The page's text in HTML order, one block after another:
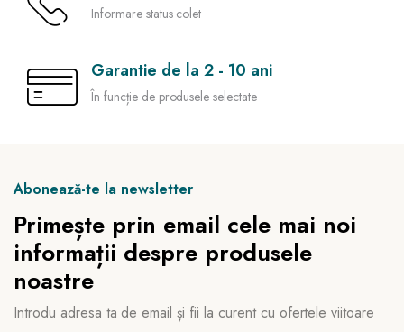
Informare status colet
Garantie de la 2 - 10 ani
În funcție de produsele selectate
Abonează-te la newsletter
Primește prin email cele mai noi
informații despre produsele
noastre
Introdu adresa ta de email și fii la curent cu ofertele viitoare